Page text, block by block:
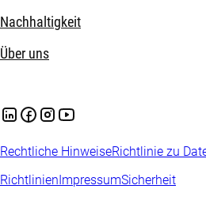
Nachhaltigkeit
Über uns
Rechtliche HinweiseRichtlinie zu
RichtlinienImpressumSicherheit